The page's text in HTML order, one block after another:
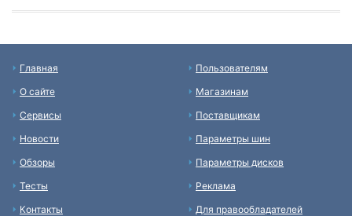
Главная
О сайте
Сервисы
Новости
Обзоры
Тесты
Контакты
Пользователям
Магазинам
Поставщикам
Параметры шин
Параметры дисков
Реклама
Для правообладателей